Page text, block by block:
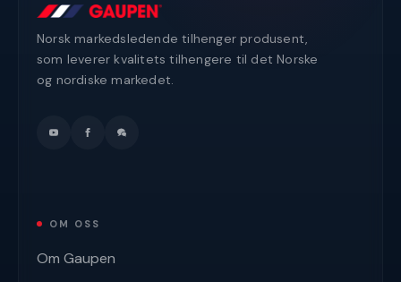
Norsk markedsledende tilhenger produsent,
som leverer kvalitets tilhengere til det Norske
og nordiske markedet.
OM OSS
Om Gaupen